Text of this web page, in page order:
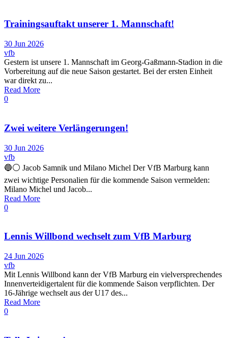
Trainingsauftakt unserer 1. Mannschaft!
30 Jun 2026
vfb
Gestern ist unsere 1. Mannschaft im Georg-Gaßmann-Stadion in die
Vorbereitung auf die neue Saison gestartet. Bei der ersten Einheit
war direkt zu...
Read More
0
Zwei weitere Verlängerungen!
30 Jun 2026
vfb
🔵⚪ Jacob Samnik und Milano Michel Der VfB Marburg kann
zwei wichtige Personalien für die kommende Saison vermelden:
Milano Michel und Jacob...
Read More
0
Lennis Willbond wechselt zum VfB Marburg
24 Jun 2026
vfb
Mit Lennis Willbond kann der VfB Marburg ein vielversprechendes
Innenverteidigertalent für die kommende Saison verpflichten. Der
16-Jährige wechselt aus der U17 des...
Read More
0